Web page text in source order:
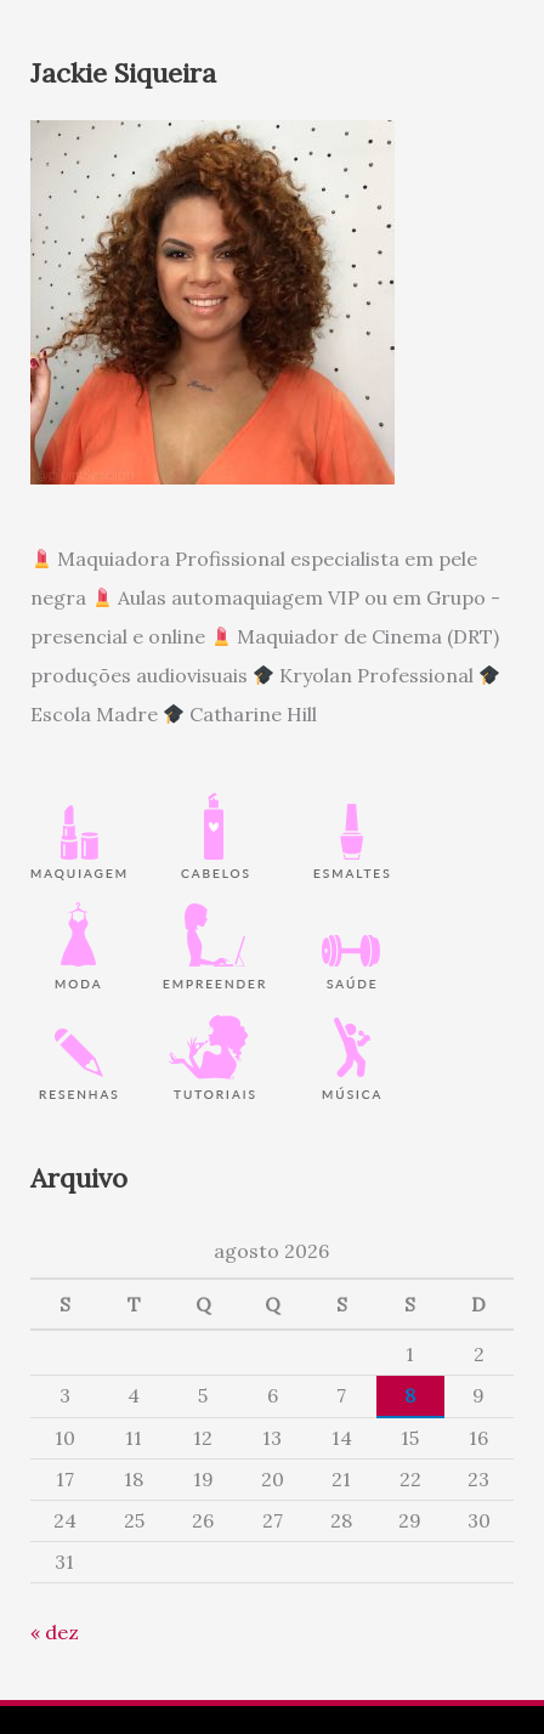
Jackie Siqueira
Maquiadora Profissional especialista em pele
negra
Aulas automaquiagem VIP ou em Grupo -
presencial e online
Maquiador de Cinema (DRT)
produções audiovisuais
Kryolan Professional
Escola Madre
Catharine Hill
Arquivo
agosto 2026
S T Q Q S S D
1
2
3
4 5 6 7 8
9
10
11 12 13 14 15
16
17
18 19 20 21 22
23
24
25 26 27 28 29
30
31
« dez